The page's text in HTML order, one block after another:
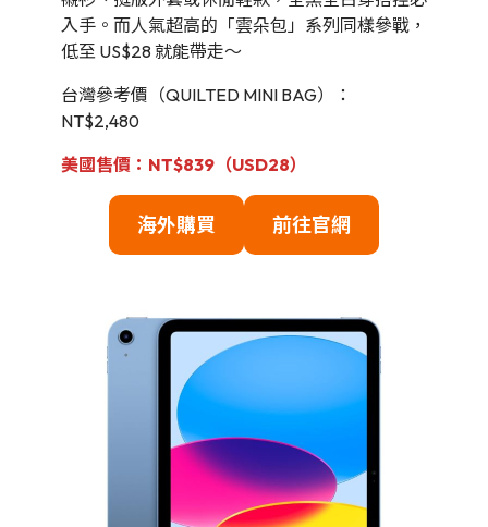
入手。而人氣超高的「雲朵包」系列同樣參戰，
低至 US$28 就能帶走～
台灣參考價（QUILTED MINI BAG）：
NT$2,480
美國售價：NT$839（USD28）
海外購買 前往官網